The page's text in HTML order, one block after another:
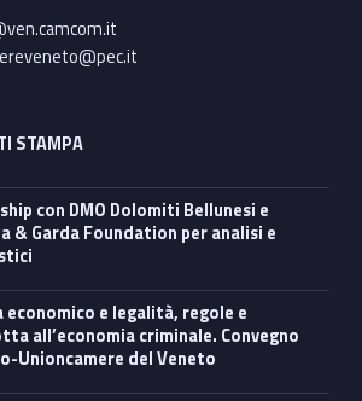
STAMPA
& Garda Foundation per analisi e
all’economia criminale. Convegno
Unioncamere del Veneto